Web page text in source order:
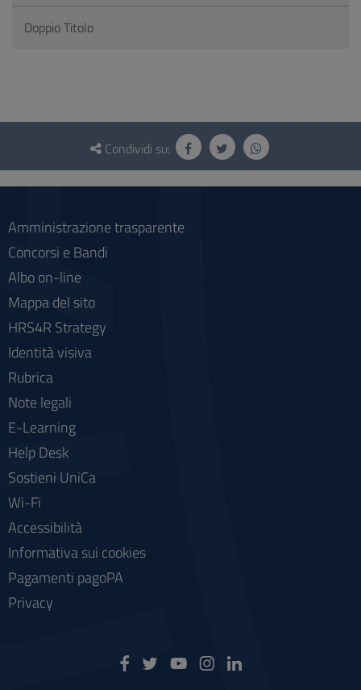
Doppio Titolo
Questionario
social
Condividi su:
Amministrazione trasparente
Concorsi e Bandi
Albo on-line
Mappa del sito
HRS4R Strategy
Identità visiva
Rubrica
Note legali
E-Learning
Help Desk
Sostieni UniCa
Wi-Fi
Accessibilità
Informativa sui cookies
Pagamenti pagoPA
Privacy